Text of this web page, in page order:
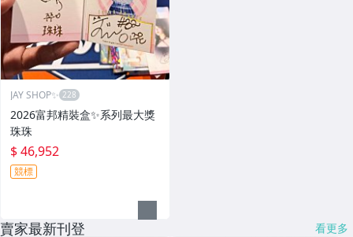
JAY SHOP✨
2026富邦精裝盒✨系列最大獎
珠珠
$ 46,952
競標
賣家最新刊登 看更多